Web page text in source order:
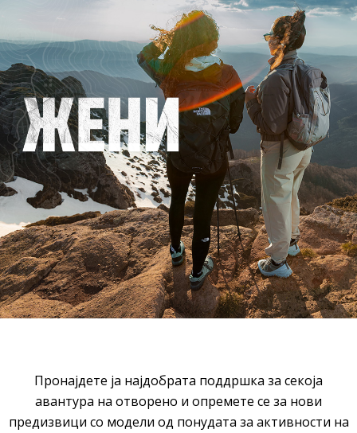
Пронајдете ја најдобрата поддршка за секоја
авантура на отворено и опремете се за нови
предизвици со модели од понудата за активности на